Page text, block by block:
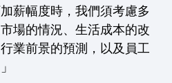
薪幅度時，我們須考慮多
場的情況、生活成本的改
業前景的預測，以及員工